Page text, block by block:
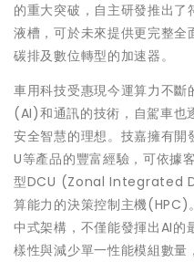
的重大突破，自主研發推出了
液槽，可於未來提供更完整
碳排及數位轉型的加速器。
車用科技受惠現今運算力不
(AI)和通訊的技術，自駕車也
安全智慧的理想。技嘉擁有開
U等產品的豐富經驗，可依據
型DCU (Zonal Integrated
算能力的決策控制主機(HPC)
中式架構，不僅能發揮出AI
樣性與減少單一性能模組數量